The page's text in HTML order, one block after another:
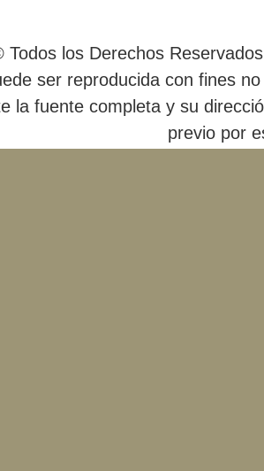
Todos los Derechos
ser reproducida con fines
la fuente completa y su
previo por